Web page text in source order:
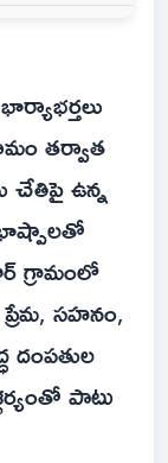
తర్వాత
చేతిపై ఉన్న
గ్రామంలో
సహనం,
దంపతుల
పాటు